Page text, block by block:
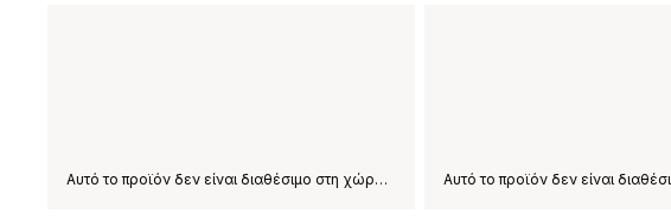
Αυτό το προϊόν δεν είναι διαθέσιμο στη χώρα παράδοσης που έχετε επιλέξει.